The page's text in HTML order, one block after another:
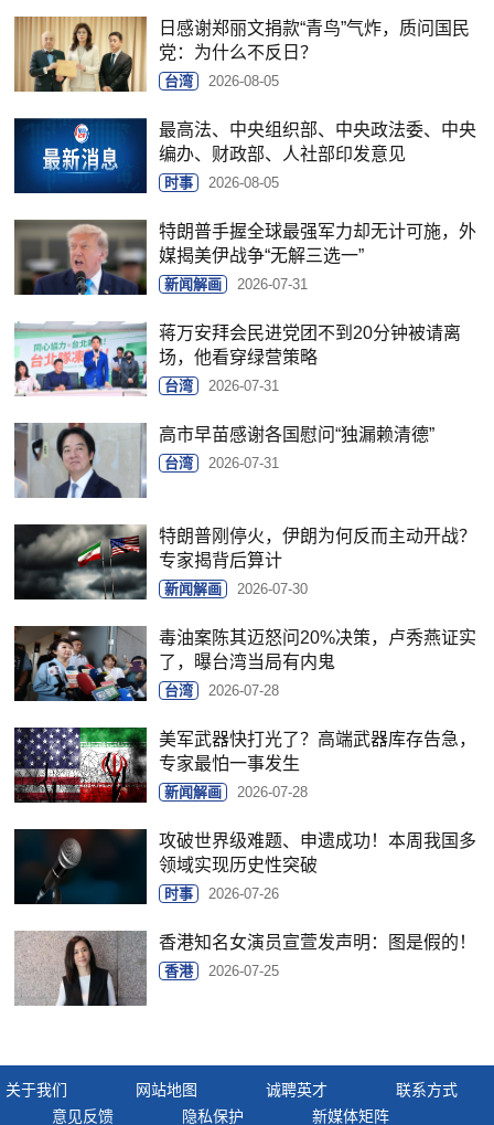
日感谢郑丽文捐款“青鸟”气炸，质问国民
党：为什么不反日？
台湾 2026-08-05
最高法、中央组织部、中央政法委、中央
编办、财政部、人社部印发意见
时事 2026-08-05
特朗普手握全球最强军力却无计可施，外
媒揭美伊战争“无解三选一”
新闻解画 2026-07-31
蒋万安拜会民进党团不到20分钟被请离
场，他看穿绿营策略
台湾 2026-07-31
高市早苗感谢各国慰问“独漏赖清德”
台湾 2026-07-31
特朗普刚停火，伊朗为何反而主动开战？
专家揭背后算计
新闻解画 2026-07-30
毒油案陈其迈怒问20%决策，卢秀燕证实
了，曝台湾当局有内鬼
台湾 2026-07-28
美军武器快打光了？高端武器库存告急，
专家最怕一事发生
新闻解画 2026-07-28
攻破世界级难题、申遗成功！本周我国多
领域实现历史性突破
时事 2026-07-26
香港知名女演员宣萱发声明：图是假的！
香港 2026-07-25
关于我们 网站地图 诚聘英才
联系方式
意见反馈
隐私保护 新媒体矩阵